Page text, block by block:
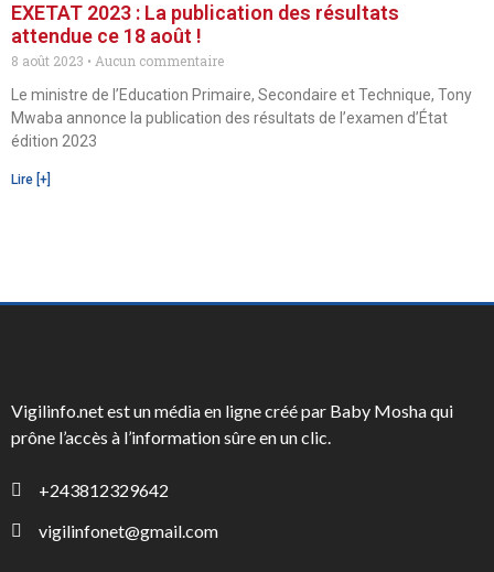
EXETAT 2023 : La publication des résultats
attendue ce 18 août !
8 août 2023
Aucun commentaire
Le ministre de l’Education Primaire, Secondaire et Technique, Tony
Mwaba annonce la publication des résultats de l’examen d’État
édition 2023
Lire [+]
Vigilinfo.net est un média en ligne créé par Baby Mosha qui
prône l’accès à l’information sûre en un clic.
+243812329642
vigilinfonet@gmail.com